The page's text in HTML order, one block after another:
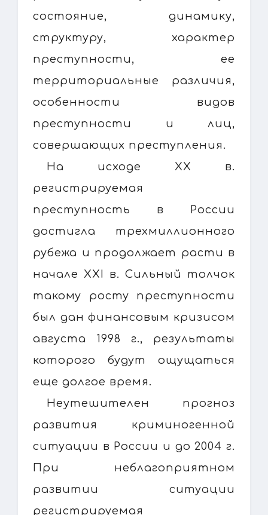
состояние, динамику,
структуру, характер
преступности, ее
территориальные различия,
особенности видов
преступности и лиц,
совершающих преступления.
На исходе XX в.
регистрируемая
преступность в России
достигла трехмиллионного
рубежа и продолжает расти в
начале XXI в. Сильный толчок
такому росту преступности
был дан финансовым кризисом
августа 1998 г., результаты
которого будут ощущаться
еще долгое время.
Неутешителен прогноз
развития криминогенной
ситуации в России и до 2004 г.
При неблагоприятном
развитии ситуации
регистрируемая